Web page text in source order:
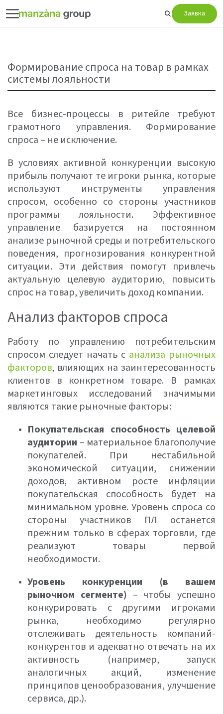
Заявка
Формирование спроса на товар в рамках
системы лояльности
Все бизнес-процессы в ритейле требуют
грамотного управления. Формирование
спроса – не исключение.
В условиях активной конкуренции высокую
прибыль получают те игроки рынка, которые
используют инструменты управления
спросом, особенно со стороны участников
программы лояльности. Эффективное
управление базируется на постоянном
анализе рыночной среды и потребительского
поведения, прогнозирования конкурентной
ситуации. Эти действия помогут привлечь
актуальную целевую аудиторию, повысить
спрос на товар, увеличить доход компании.
Анализ факторов спроса
Работу по управлению потребительским
спросом следует начать с анализа рыночных
факторов, влияющих на заинтересованность
клиентов в конкретном товаре. В рамках
маркетинговых исследований значимыми
являются такие рыночные факторы:
Покупательская способность целевой
аудитории – материальное благополучие
покупателей. При нестабильной
экономической ситуации, снижении
доходов, активном росте инфляции
покупательская способность будет на
минимальном уровне. Уровень спроса со
стороны участников ПЛ останется
прежним только в сферах торговли, где
реализуют товары первой
необходимости.
Уровень конкуренции (в вашем
рыночном сегменте) – чтобы успешно
конкурировать с другими игроками
рынка, необходимо регулярно
отслеживать деятельность компаний-
конкурентов и адекватно отвечать на их
активность (например, запуск
аналогичных акций, изменение
принципов ценообразования, улучшение
сервиса, др.).